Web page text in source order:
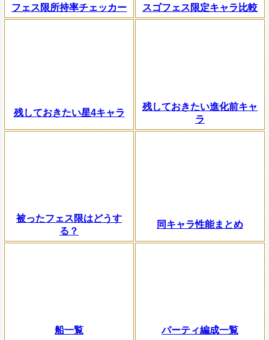
フェス限所持率チェッカー スゴフェス限定キャラ比較
残しておきたい星4キャラ
残しておきたい進化前キャ
ラ
被ったフェス限はどうす
る？
同キャラ性能まとめ
船一覧 パーティ編成一覧